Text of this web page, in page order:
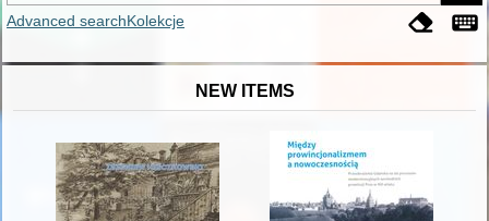
Advanced searchKolekcje
NEW ITEMS